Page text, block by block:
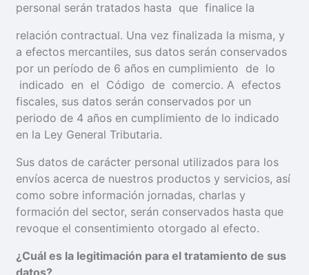
personal serán tratados hasta que finalice la
relación contractual. Una vez finalizada la misma, y
a efectos mercantiles, sus datos serán conservados
por un período de 6 años en cumplimiento de lo
indicado en el Código de comercio. A efectos
fiscales, sus datos serán conservados por un
periodo de 4 años en cumplimiento de lo indicado
en la Ley General Tributaria.
Sus datos de carácter personal utilizados para los
envíos acerca de nuestros productos y servicios, así
como sobre información jornadas, charlas y
formación del sector, serán conservados hasta que
revoque el consentimiento otorgado al efecto.
¿ Cuál es la legitimación para el tratamiento de sus